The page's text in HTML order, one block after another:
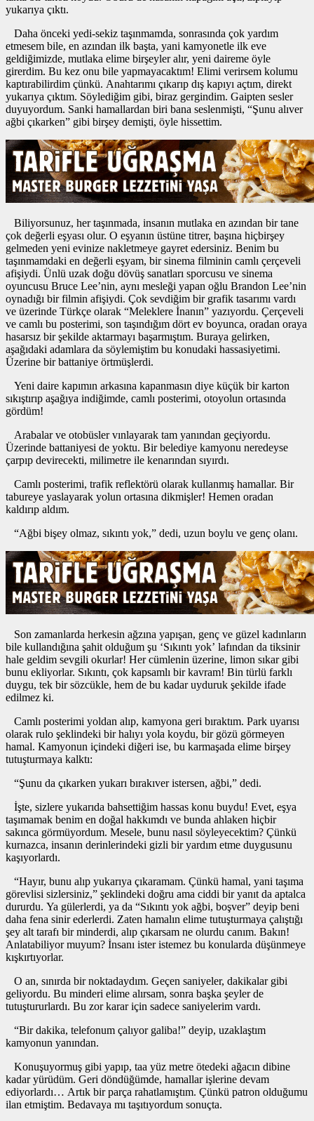
yukarıya çıktı.
Daha önceki yedi-sekiz taşınmamda, sonrasında çok yardım
etmesem bile, en azından ilk başta, yani kamyonetle ilk eve
geldiğimizde, mutlaka elime birşeyler alır, yeni daireme öyle
girerdim. Bu kez onu bile yapmayacaktım! Elimi verirsem kolumu
kaptırabilirdim çünkü. Anahtarımı çıkarıp dış kapıyı açtım, direkt
yukarıya çıktım. Söylediğim gibi, biraz gergindim. Gaipten sesler
duyuyordum. Sanki hamallardan biri bana seslenmişti, “Şunu alıver
ağbi çıkarken” gibi birşey demişti, öyle hissettim.
Biliyorsunuz, her taşınmada, insanın mutlaka en azından bir tane
çok değerli eşyası olur. O eşyanın üstüne titrer, başına hiçbirşey
gelmeden yeni evinize nakletmeye gayret edersiniz. Benim bu
taşınmamdaki en değerli eşyam, bir sinema filminin camlı çerçeveli
afişiydi. Ünlü uzak doğu dövüş sanatları sporcusu ve sinema
oyuncusu Bruce Lee’nin, aynı mesleği yapan oğlu Brandon Lee’nin
oynadığı bir filmin afişiydi. Çok sevdiğim bir grafik tasarımı vardı
ve üzerinde Türkçe olarak “Meleklere İnanın” yazıyordu. Çerçeveli
ve camlı bu posterimi, son taşındığım dört ev boyunca, oradan oraya
hasarsız bir şekilde aktarmayı başarmıştım. Buraya gelirken,
aşağıdaki adamlara da söylemiştim bu konudaki hassasiyetimi.
Üzerine bir battaniye örtmüşlerdi.
Yeni daire kapımın arkasına kapanmasın diye küçük bir karton
sıkıştırıp aşağıya indiğimde, camlı posterimi, otoyolun ortasında
gördüm!
Arabalar ve otobüsler vınlayarak tam yanından geçiyordu.
Üzerinde battaniyesi de yoktu. Bir belediye kamyonu neredeyse
çarpıp devirecekti, milimetre ile kenarından sıyırdı.
Camlı posterimi, trafik reflektörü olarak kullanmış hamallar. Bir
tabureye yaslayarak yolun ortasına dikmişler! Hemen oradan
kaldırıp aldım.
“Ağbi bişey olmaz, sıkıntı yok,” dedi, uzun boylu ve genç olanı.
Son zamanlarda herkesin ağzına yapışan, genç ve güzel kadınların
bile kullandığına şahit olduğum şu ‘Sıkıntı yok’ lafından da tiksinir
hale geldim sevgili okurlar! Her cümlenin üzerine, limon sıkar gibi
bunu ekliyorlar. Sıkıntı, çok kapsamlı bir kavram! Bin türlü farklı
duygu, tek bir sözcükle, hem de bu kadar uyduruk şekilde ifade
edilmez ki.
Camlı posterimi yoldan alıp, kamyona geri bıraktım. Park uyarısı
olarak rulo şeklindeki bir halıyı yola koydu, bir gözü görmeyen
hamal. Kamyonun içindeki diğeri ise, bu karmaşada elime birşey
tutuşturmaya kalktı:
“Şunu da çıkarken yukarı bırakıver istersen, ağbi,” dedi.
İşte, sizlere yukarıda bahsettiğim hassas konu buydu! Evet, eşya
taşımamak benim en doğal hakkımdı ve bunda ahlaken hiçbir
sakınca görmüyordum. Mesele, bunu nasıl söyleyecektim? Çünkü
kurnazca, insanın derinlerindeki gizli bir yardım etme duygusunu
kaşıyorlardı.
“Hayır, bunu alıp yukarıya çıkaramam. Çünkü hamal, yani taşıma
görevlisi sizlersiniz,” şeklindeki doğru ama ciddi bir yanıt da aptalca
dururdu. Ya gülerlerdi, ya da “Sıkıntı yok ağbi, boşver” deyip beni
daha fena sinir ederlerdi. Zaten hamalın elime tutuşturmaya çalıştığı
şey alt tarafı bir minderdi, alıp çıkarsam ne olurdu canım. Bakın!
Anlatabiliyor muyum? İnsanı ister istemez bu konularda düşünmeye
kışkırtıyorlar.
O an, sınırda bir noktadaydım. Geçen saniyeler, dakikalar gibi
geliyordu. Bu minderi elime alırsam, sonra başka şeyler de
tutuştururlardı. Bu zor karar için sadece saniyelerim vardı.
“Bir dakika, telefonum çalıyor galiba!” deyip, uzaklaştım
kamyonun yanından.
Konuşuyormuş gibi yapıp, taa yüz metre ötedeki ağacın dibine
kadar yürüdüm. Geri döndüğümde, hamallar işlerine devam
ediyorlardı… Artık bir parça rahatlamıştım. Çünkü patron olduğumu
ilan etmiştim. Bedavaya mı taşıtıyordum sonuçta.